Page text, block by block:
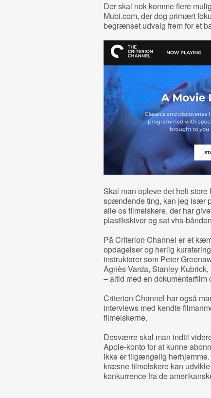
Der skal nok komme flere
Mubi.com, der dog primært
begrænset udvalg frem for et
Skal man opleve det helt
spændende ting, kan jeg især
alle os filmelskere, der har
plastikskiver og sat vhs-
På Criterion Channel er et
opdagelser og herlig
instruktører som Peter
Agnès Varda, Stanley
– altid med en
Criterion Channel har også
interviews med kendte
filmelskerne.
Desværre skal man indtil
Apple-konto for at kunne
ikke er tilgængelig
kræsne filmelskere kan
konkurrence fra de